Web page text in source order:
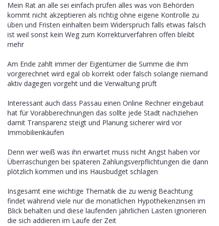
Mein Rat an alle sei einfach prüfen alles was von Behörden
kommt nicht akzeptieren als richtig ohne eigene Kontrolle zu
üben und Fristen einhalten beim Widerspruch falls etwas falsch
ist weil sonst kein Weg zum Korrekturverfahren offen bleibt
mehr
Am Ende zahlt immer der Eigentümer die Summe die ihm
vorgerechnet wird egal ob korrekt oder falsch solange niemand
aktiv dagegen vorgeht und die Verwaltung prüft
Interessant auch dass Passau einen Online Rechner eingebaut
hat für Vorabberechnungen das sollte jede Stadt nachziehen
damit Transparenz steigt und Planung sicherer wird vor
Immobilienkäufen
Denn wer weiß was ihn erwartet muss nicht Angst haben vor
Überraschungen bei späteren Zahlungsverpflichtungen die dann
plötzlich kommen und ins Hausbudget schlagen
Insgesamt eine wichtige Thematik die zu wenig Beachtung
findet während viele nur die monatlichen Hypothekenzinsen im
Blick behalten und diese laufenden jährlichen Lasten ignorieren
die sich addieren im Laufe der Zeit